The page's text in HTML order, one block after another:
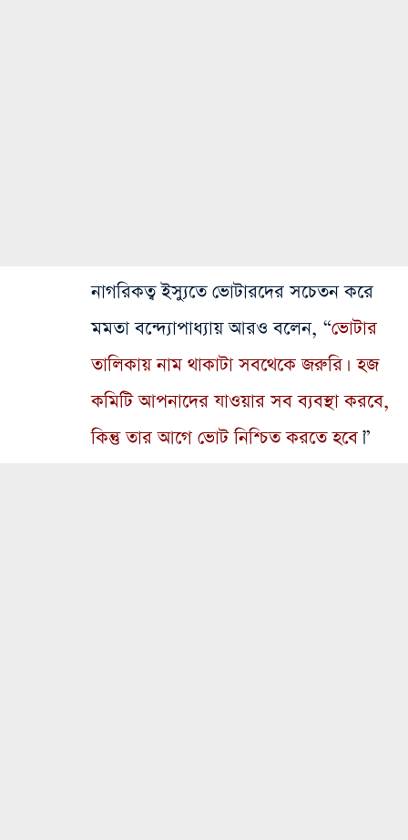
নাগরিকত্ব ইস্যুতে ভোটারদের সচেতন করে
মমতা বন্দ্যোপাধ্যায় আরও বলেন, “ভোটার
তালিকায় নাম থাকাটা সবথেকে জরুরি। হজ
কমিটি আপনাদের যাওয়ার সব ব্যবস্থা করবে,
কিন্তু তার আগে ভোট নিশ্চিত করতে হবে।”